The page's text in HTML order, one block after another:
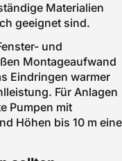
Materialien
geeignet sind.
und
Montageaufwand
Eindringen warmer
Für Anlagen
Pumpen mit
Höhen bis 10 m eine